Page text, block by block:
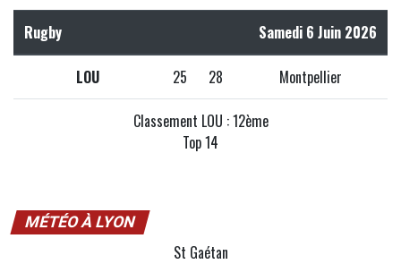
Rugby Samedi 6 Juin 2026
LOU 25 28 Montpellier
Classement LOU : 12ème
Top 14
MÉTÉO À LYON
St Gaétan